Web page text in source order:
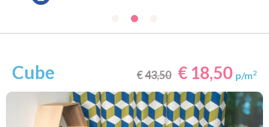
Cube €43,50 € 18,50 p/m2